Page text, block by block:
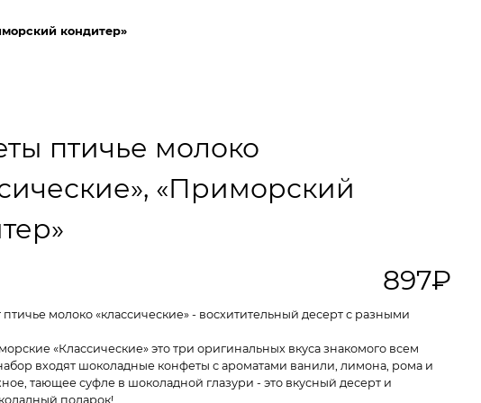
кондитер»
птичье молоко
«Приморский
897₽
молоко «классические» - восхитительный десерт с разными
«Классические» это три оригинальных вкуса знакомого всем
входят шоколадные конфеты с ароматами ванили, лимона, рома и
тающее суфле в шоколадной глазури - это вкусный десерт и
подарок!